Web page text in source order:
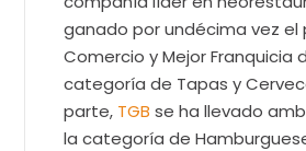
ganado por undécima vez el
Comercio y Mejor Franquicia
categoría de Tapas y
parte, TGB se ha llevado
la categoría de